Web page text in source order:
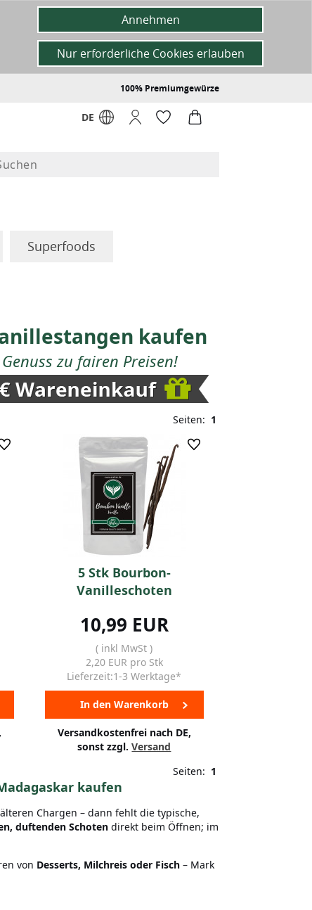
100% Premiumgewürze
DE
Superfoods
kaufen
zu fairen Preisen!
Seiten: 1
5 Stk Bourbon-
Vanilleschoten
10,99 EUR
( inkl MwSt )
2,20 EUR pro Stk
Lieferzeit:1-3 Werktage*
In den Warenkorb
Versandkostenfrei nach DE,
sonst zzgl.Versand
Seiten: 1
kaufen
Chargen – dann fehlt die typische,
duftenden Schoten direkt beim Öffnen; im
von Desserts, Milchreis oder Fisch – Mark
Annehmen
Nur erforderliche Cookies erlauben